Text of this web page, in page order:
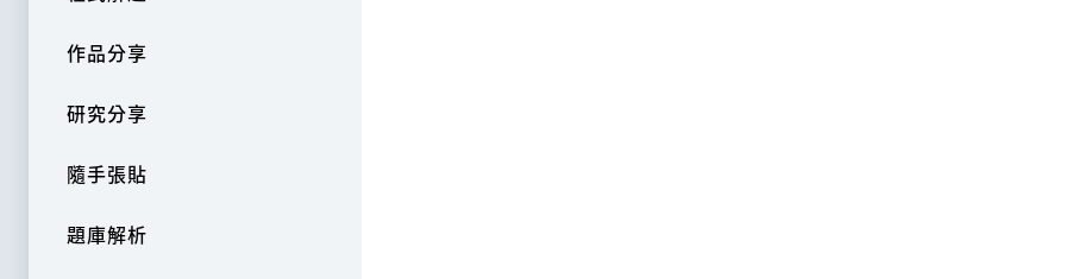
作品分享
研究分享
隨手張貼
題庫解析